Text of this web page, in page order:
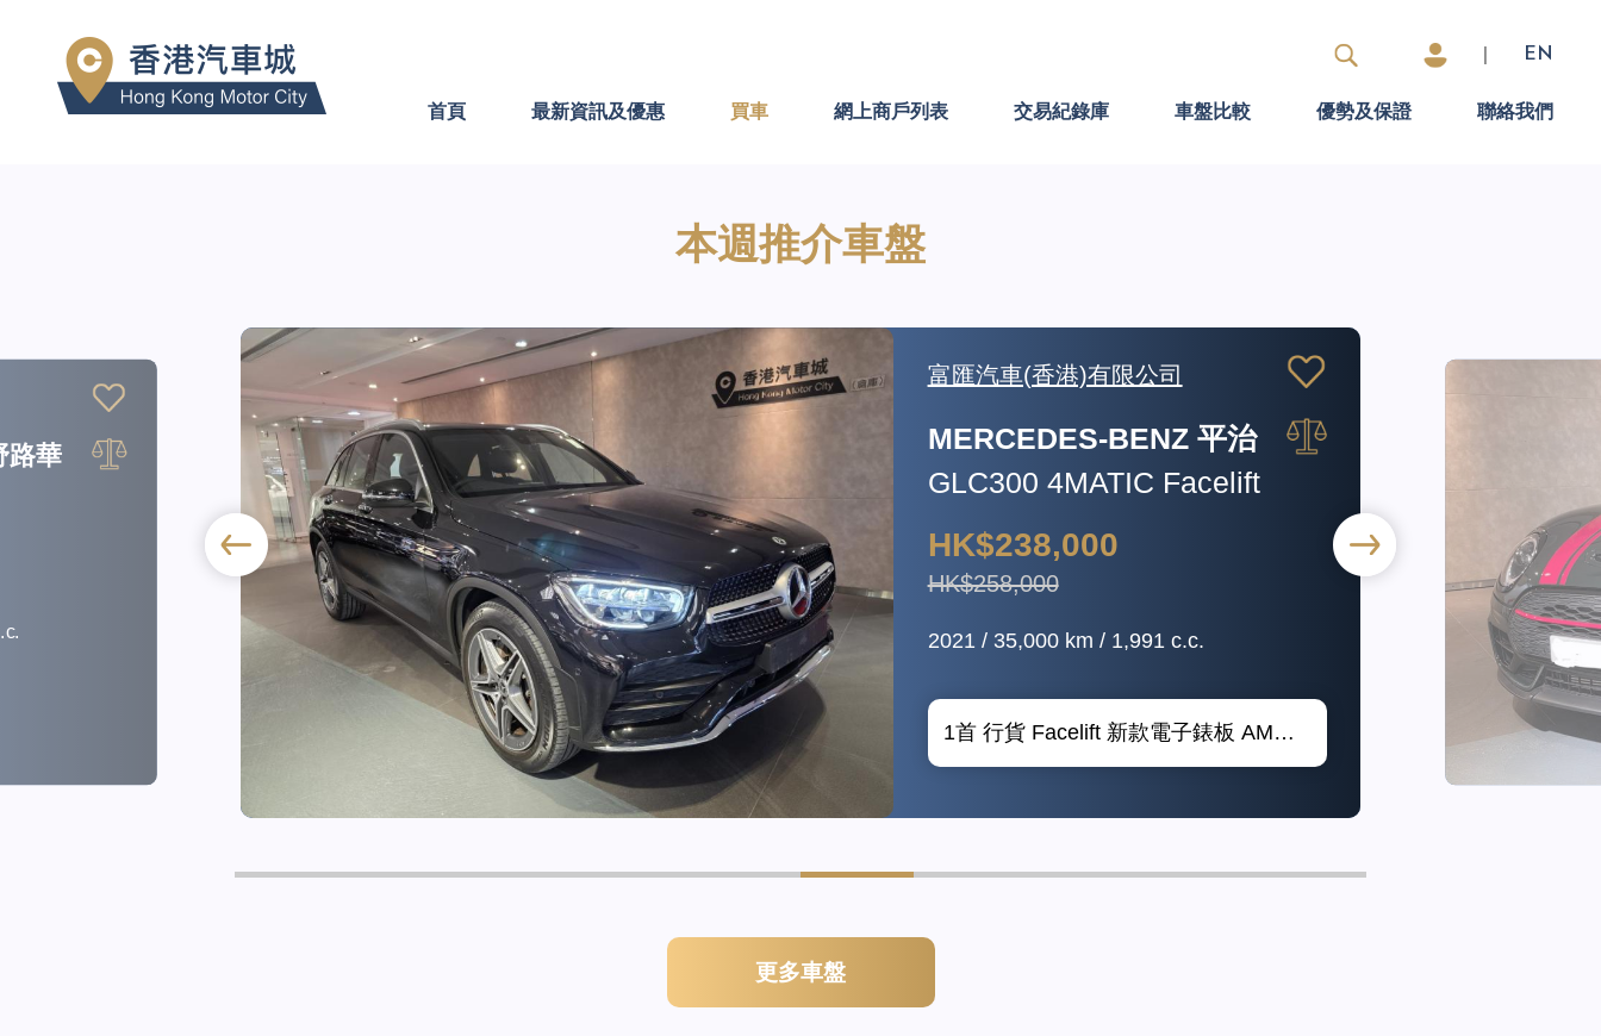
EN
首頁 最新資訊及優惠 買車 網上商戶列表 交易紀錄庫 車盤比較 優勢及保證 聯絡我們
本週推介車盤
平治
倬譽汽車有限公司
MINI 迷你
JCW CLUBMAN ALL4
HK$348,000
HK$368,000
2023 / 9,000 km / 1,998 c.c.
KEYLESS,特大天窗,HUD,跑車桶座,HARMAN KARDON 音響, 泊車鏡頭
更多車盤